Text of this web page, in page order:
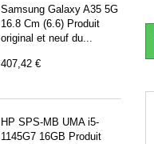
Samsung Galaxy A35 5G
16.8 Cm (6.6) Produit
original et neuf du...
407,42 €
HP SPS-MB UMA i5-
1145G7 16GB Produit